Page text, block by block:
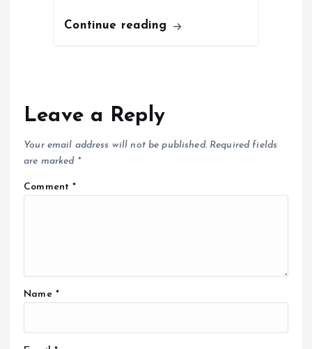
Continue reading
Leave a Reply
Your email address will not be published. Required fields
are marked *
Comment*
Name *